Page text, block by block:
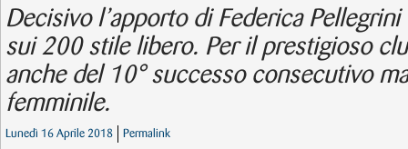
Decisivo l’apporto di Federica
sui 200 stile libero. Per il prestigioso
anche del 10° successo consecutivo
femminile.
Lunedì 16 Aprile 2018 Permalink